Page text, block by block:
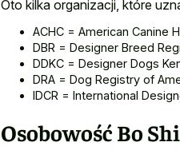
Oto kilka organizacji, które
ACHC = American Canine
DBR = Designer Breed
DDKC = Designer Dogs
DRA = Dog Registry of
IDCR = International
Osobowość Bo Shi